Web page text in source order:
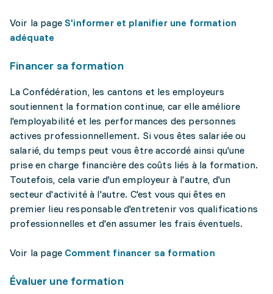
Voir la pageS'informer et planifier une formation
adéquate
Financer sa formation
La Confédération, les cantons et les employeurs
soutiennent la formation continue, car elle améliore
l'employabilité et les performances des personnes
actives professionnellement. Si vous êtes salariée ou
salarié, du temps peut vous être accordé ainsi qu'une
prise en charge financière des coûts liés à la formation.
Toutefois, cela varie d'un employeur à l'autre, d'un
secteur d'activité à l'autre. C'est vous qui êtes en
premier lieu responsable d'entretenir vos qualifications
professionnelles et d'en assumer les frais éventuels.
Voir la page Comment financer sa formation
Évaluer une formation